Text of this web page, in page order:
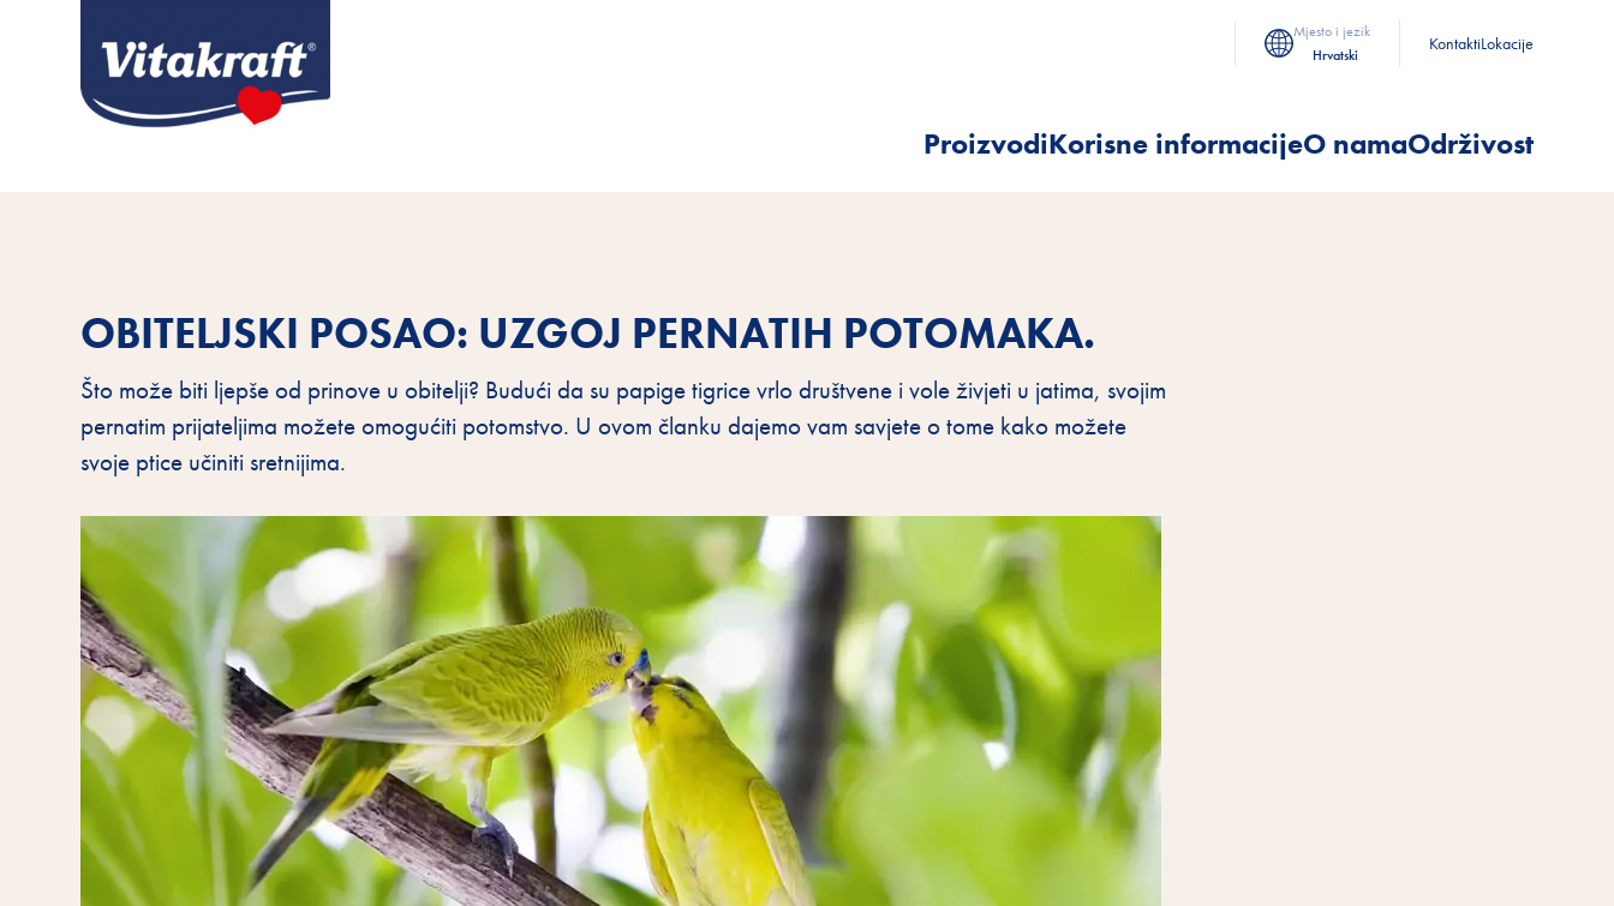
Mjesto i jezik
Hrvatski
KontaktiLokacije
ProizvodiKorisne informacijeO namaOdrživost
OBITELJSKI POSAO: UZGOJ PERNATIH POTOMAKA.
Što može biti ljepše od prinove u obitelji? Budući da su papige tigrice vrlo društvene i vole živjeti u jatima, svojim
pernatim prijateljima možete omogućiti potomstvo. U ovom članku dajemo vam savjete o tome kako možete
svoje ptice učiniti sretnijima.